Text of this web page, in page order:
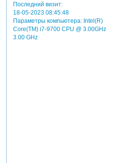
Последний визит:
18-05-2023 08:45:48
Параметры компьютера:Intel(R)
Core(TM) i7-9700 CPU @ 3.00GHz
3.00 GHz